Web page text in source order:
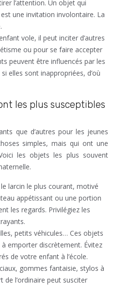
l’attention. Un objet qui
une invitation involontaire. La
vole, il peut inciter d’autres
ou pour se faire accepter
peuvent être influencés par les
elles sont inappropriées, d’où
les plus susceptibles
que d’autres pour les jeunes
simples, mais qui ont une
les objets les plus souvent
le larcin le plus courant, motivé
appétissant ou une portion
les regards. Privilégiez les
petits véhicules… Ces objets
emporter discrètement. Évitez
de votre enfant à l’école.
gommes fantaisie, stylos à
l’ordinaire peut susciter